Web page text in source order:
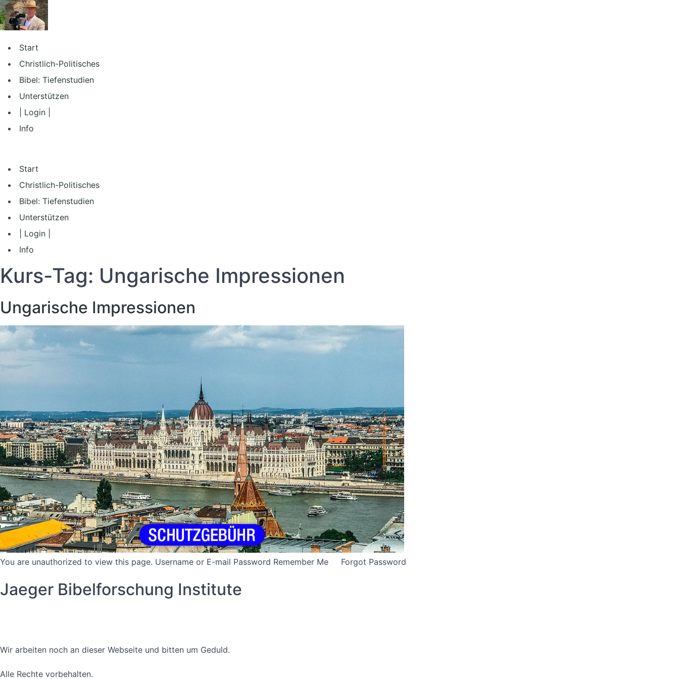
Zum
Inhalt
springen
Start
Christlich-Politisches
Bibel: Tiefenstudien
Unterstützen
| Login |
Info
Start
Christlich-Politisches
Bibel: Tiefenstudien
Unterstützen
| Login |
Info
Kurs-Tag: Ungarische Impressionen
Ungarische Impressionen
You are unauthorized to view this page. Username or E-mail Password Remember Me Forgot Password
Jaeger Bibelforschung Institute
Wir arbeiten noch an dieser Webseite und bitten um Geduld.
Alle Rechte vorbehalten.